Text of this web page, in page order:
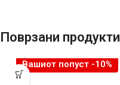
Поврзани продукти
Вашиот попуст -10%